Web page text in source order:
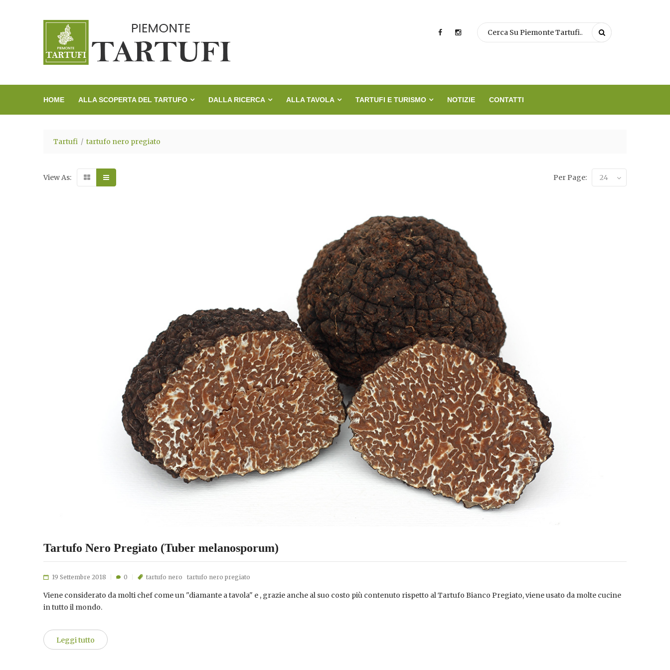
HOME ALLA SCOPERTA DEL TARTUFO DALLA RICERCA ALLA TAVOLA TARTUFI E TURISMO NOTIZIE CONTATTI
Tartufi tartufo nero pregiato
View As: Per Page: 24
Tartufo Nero Pregiato (Tuber melanosporum)
19 Settembre 2018 0 tartufo nero tartufo nero pregiato
Viene considerato da molti chef come un "diamante a tavola" e , grazie anche al suo costo più contenuto rispetto al Tartufo Bianco Pregiato, viene usato da molte cucine
in tutto il mondo.
Leggi tutto